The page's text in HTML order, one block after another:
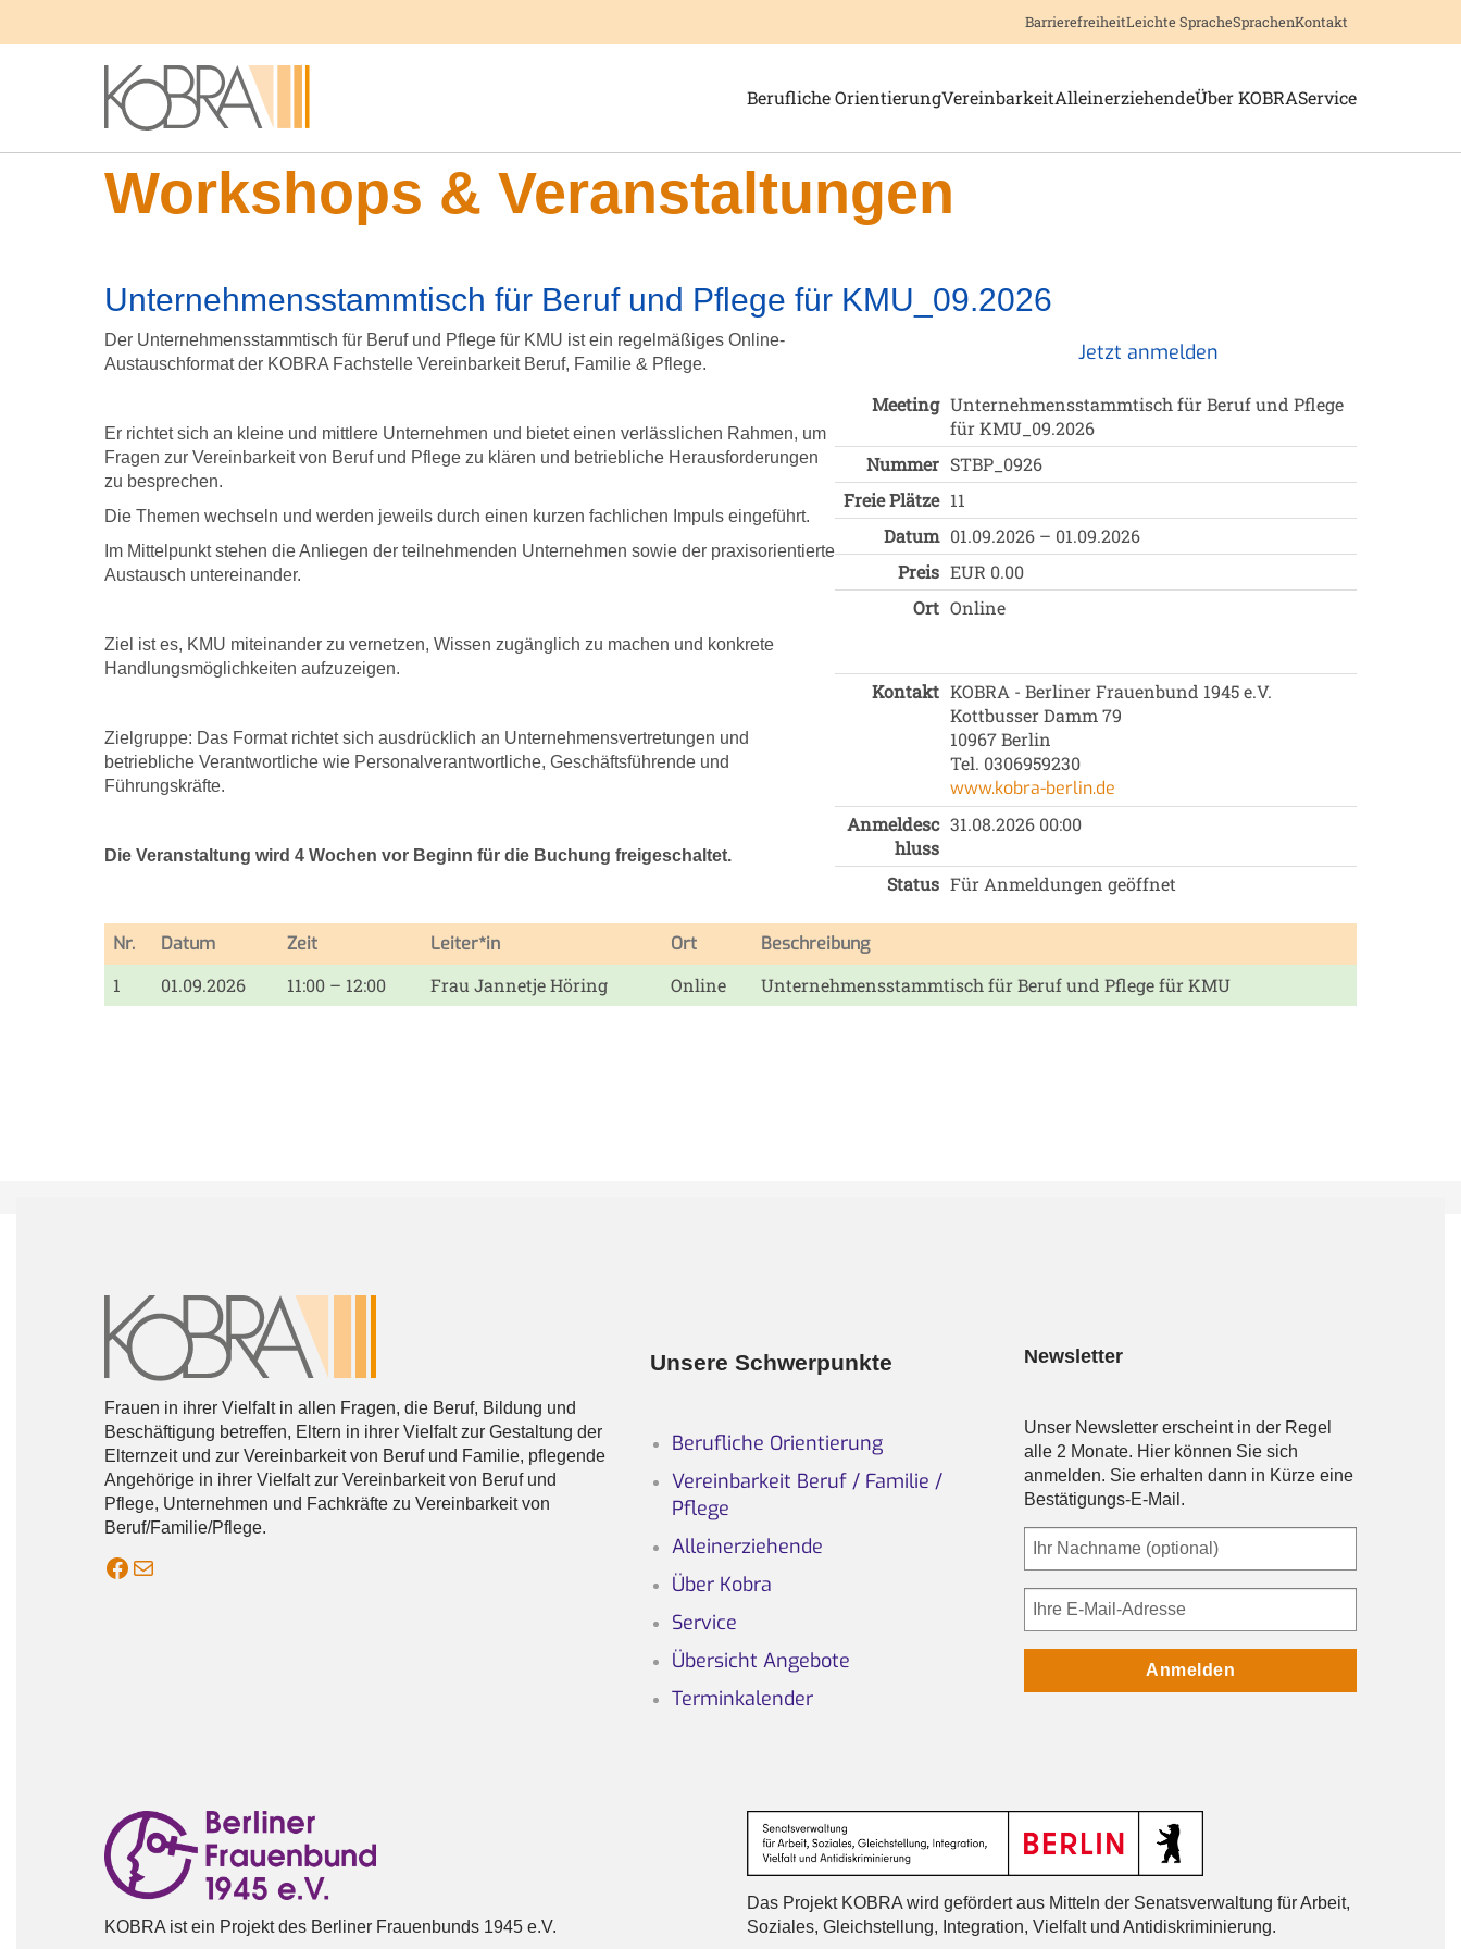
BarrierefreiheitLeichte SpracheSprachenKontakt
Berufliche Orientierung
Zeige Menü-Unterpunkte von 'Berufliche Orientierung'
Vereinbarkeit
Zeige Menü-Unterpunkte von 'Vereinbarkeit'
AlleinerziehendeÜber KOBRA
Zeige Menü-Unterpunkte von
Service
Zeige Menü-
/Workshops & Veranstaltungen
Informationen & Buchung
Workshops & Veranstaltungen
Unternehmensstammtisch für Beruf und Pflege für KMU_09.2026
Der Unternehmensstammtisch für Beruf und Pflege für KMU ist ein regelmäßiges Online-
Austauschformat der KOBRA Fachstelle Vereinbarkeit Beruf, Familie & Pflege.
Er richtet sich an kleine und mittlere Unternehmen und bietet einen verlässlichen Rahmen, um
Fragen zur Vereinbarkeit von Beruf und Pflege zu klären und betriebliche Herausforderungen
zu besprechen.
Die Themen wechseln und werden jeweils durch einen kurzen fachlichen Impuls eingeführt.
Im Mittelpunkt stehen die Anliegen der teilnehmenden Unternehmen sowie der praxisorientierte
Austausch untereinander.
Ziel ist es, KMU miteinander zu vernetzen, Wissen zugänglich zu machen und konkrete
Handlungsmöglichkeiten aufzuzeigen.
Zielgruppe: Das Format richtet sich ausdrücklich an Unternehmensvertretungen und
betriebliche Verantwortliche wie Personalverantwortliche, Geschäftsführende und
Führungskräfte.
Die Veranstaltung wird 4 Wochen vor Beginn für die Buchung freigeschaltet.
Jetzt anmelden
Meeting Unternehmensstammtisch für Beruf und Pflege
für KMU_09.2026
Nummer STBP_0926
Freie Plätze 11
Datum 01.09.2026 – 01.09.2026
Preis EUR 0.00
Ort Online
Kontakt KOBRA - Berliner Frauenbund 1945 e.V.
Kottbusser Damm 79
10967 Berlin
Tel. 0306959230
www.kobra-berlin.de
Anmeldesc
hluss
31.08.2026 00:00
Status Für Anmeldungen geöffnet
Nr. Datum Zeit Leiter*in Ort
Beschreibung
1
01.09.2026 11:00 – 12:00 Frau Jannetje Höring Online Unternehmensstammtisch für Beruf und Pflege für KMU
Frauen in ihrer Vielfalt in allen Fragen, die Beruf, Bildung und
Beschäftigung betreffen, Eltern in ihrer Vielfalt zur Gestaltung der
Elternzeit und zur Vereinbarkeit von Beruf und Familie, pflegende
Angehörige in ihrer Vielfalt zur Vereinbarkeit von Beruf und
Pflege, Unternehmen und Fachkräfte zu Vereinbarkeit von
Beruf/Familie/Pflege.
KOBRA auf Facebook
Mail Kobra
Unsere Schwerpunkte
Berufliche Orientierung
Vereinbarkeit Beruf / Familie /
Pflege
Alleinerziehende
Über Kobra
Service
Übersicht Angebote
Terminkalender
Newsletter
Unser Newsletter erscheint in der Regel
alle 2 Monate. Hier können Sie sich
anmelden. Sie erhalten dann in Kürze eine
Bestätigungs-E-Mail.
Anmelden
KOBRA ist ein Projekt des Berliner Frauenbunds 1945 e.V.
Das Projekt KOBRA wird gefördert aus Mitteln der Senatsverwaltung für Arbeit,
Soziales, Gleichstellung, Integration, Vielfalt und Antidiskriminierung.